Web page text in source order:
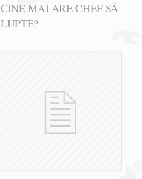
CINE MAI ARE CHEF SĂ
LUPTE?